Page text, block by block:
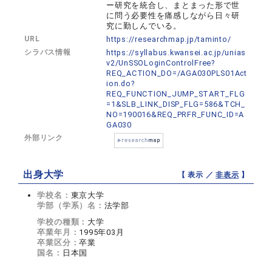
ー研究を統合し、まとまった形で世
に問う必要性を痛感しながら日々研
究に勤しんでいる。
URL https://researchmap.jp/taminto/
シラバス情報
https://syllabus.kwansei.ac.jp/unias
v2/UnSSOLoginControlFree?
REQ_ACTION_DO=/AGA030PLS01Act
ion.do?
REQ_FUNCTION_JUMP_START_FLG
=1&SLB_LINK_DISP_FLG=586&TCH_
NO=190016&REQ_PRFR_FUNC_ID=A
GA030
外部リンク
出身大学 【 表示 ／非表示 】
学校名： 東京大学
学部（学系）名： 法学部
学校の種類： 大学
卒業年月： 1995年03月
卒業区分：卒業
国名： 日本国